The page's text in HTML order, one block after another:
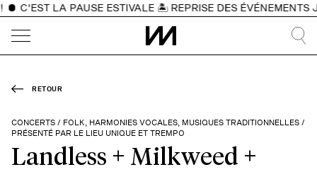
C'EST LA PAUSE ESTIVALE 🏝️ REPRISE DES ÉVÉNEMENTS
RETOUR
CONCERTS / FOLK, HARMONIES VOCALES, MUSIQUES TRADITIONNELLES /
PRÉSENTÉ PAR LE LIEU UNIQUE ET TREMPO
Landless + Milkweed +